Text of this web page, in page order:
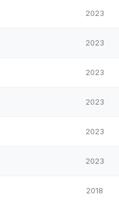
2023
2023
2023
2023
2023
2023
2018